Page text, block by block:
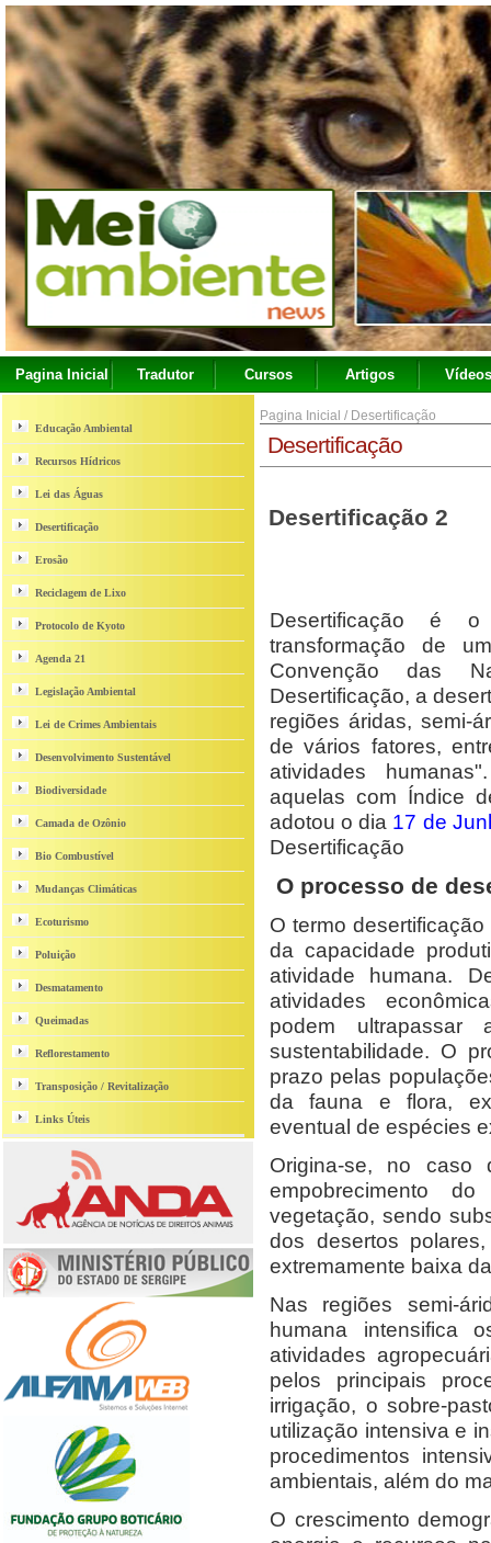
Pagina Inicial Tradutor Cursos Artigos Vídeos
Educação Ambiental
Recursos Hídricos
Lei das Águas
Desertificação
Erosão
Reciclagem de Lixo
Protocolo de Kyoto
Agenda 21
Legislação Ambiental
Lei de Crimes Ambientais
Desenvolvimento Sustentável
Biodiversidade
Camada de Ozônio
Bio Combustível
Mudanças Climáticas
Ecoturismo
Poluição
Desmatamento
Queimadas
Reflorestamento
Transposição / Revitalização
Links Úteis
Pagina Inicial / Desertificação
Desertificação
Desertificação 2
Desertificação é
transformação de
Convenção das
Desertificação, a
regiões áridas, semi-
de vários fatores,
atividades
aquelas com Índice
adotou o dia 17 de
Desertificação
O processo de
O termo
da capacidade
atividade humana.
atividades
podem
sustentabilidade. O
prazo pelas
da fauna e flora,
eventual de espécies
Origina-se, no caso
empobrecimento
vegetação, sendo
dos desertos
extremamente baixa
Nas regiões semi-
humana intensifica
atividades
pelos principais
irrigação, o sobre-
utilização intensiva e
procedimentos
ambientais, além do
O crescimento